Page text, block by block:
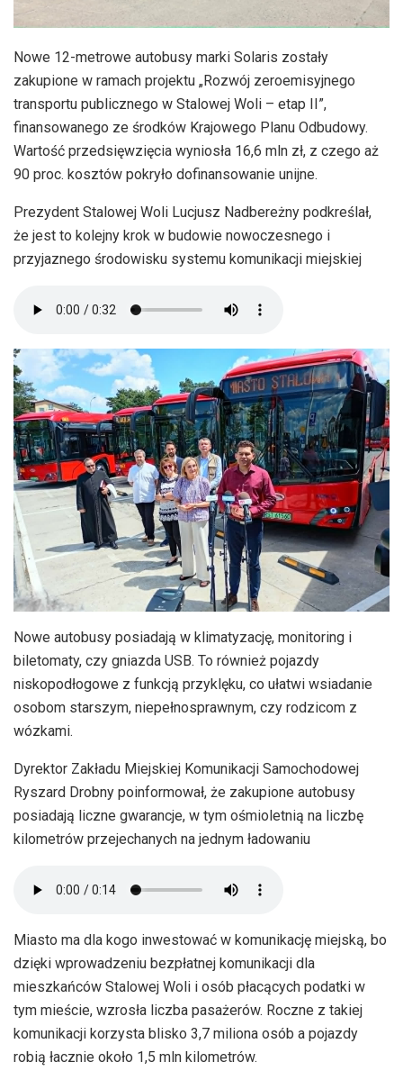
Nowe 12-metrowe autobusy marki Solaris zostały
zakupione w ramach projektu „Rozwój zeroemisyjnego
transportu publicznego w Stalowej Woli – etap II”,
finansowanego ze środków Krajowego Planu Odbudowy.
Wartość przedsięwzięcia wyniosła 16,6 mln zł, z czego aż
90 proc. kosztów pokryło dofinansowanie unijne.
Prezydent Stalowej Woli Lucjusz Nadbereżny podkreślał,
że jest to kolejny krok w budowie nowoczesnego i
przyjaznego środowisku systemu komunikacji miejskiej
Nowe autobusy posiadają w klimatyzację, monitoring i
biletomaty, czy gniazda USB. To również pojazdy
niskopodłogowe z funkcją przyklęku, co ułatwi wsiadanie
osobom starszym, niepełnosprawnym, czy rodzicom z
wózkami.
Dyrektor Zakładu Miejskiej Komunikacji Samochodowej
Ryszard Drobny poinformował, że zakupione autobusy
posiadają liczne gwarancje, w tym ośmioletnią na liczbę
kilometrów przejechanych na jednym ładowaniu
Miasto ma dla kogo inwestować w komunikację miejską, bo
dzięki wprowadzeniu bezpłatnej komunikacji dla
mieszkańców Stalowej Woli i osób płacących podatki w
tym mieście, wzrosła liczba pasażerów. Roczne z takiej
komunikacji korzysta blisko 3,7 miliona osób a pojazdy
robią łacznie około 1,5 mln kilometrów.